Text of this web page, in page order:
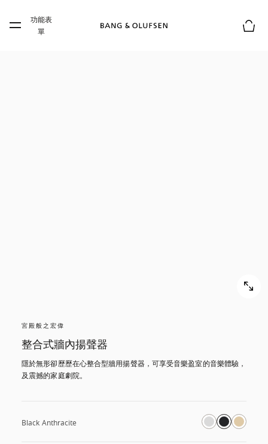
Skip to main footer
功能表
單
宮殿般之宏偉
整合式牆內揚聲器
隱於無形卻歷歷在心整合型牆用揚聲器，可享受音樂盈室的音樂體驗，
及震撼的家庭劇院。
Black Anthracite